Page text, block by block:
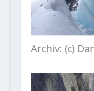
Archiv: (c)